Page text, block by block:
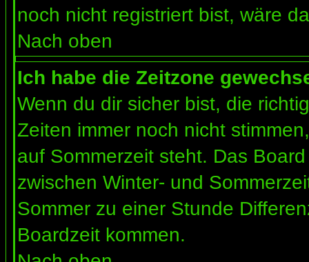
noch nicht registriert bist, wäre
Nach oben
Ich habe die Zeitzone
Wenn du dir sicher bist, die
Zeiten immer noch nicht
auf Sommerzeit steht. Das
zwischen Winter- und
Sommer zu einer Stunde
Boardzeit kommen.